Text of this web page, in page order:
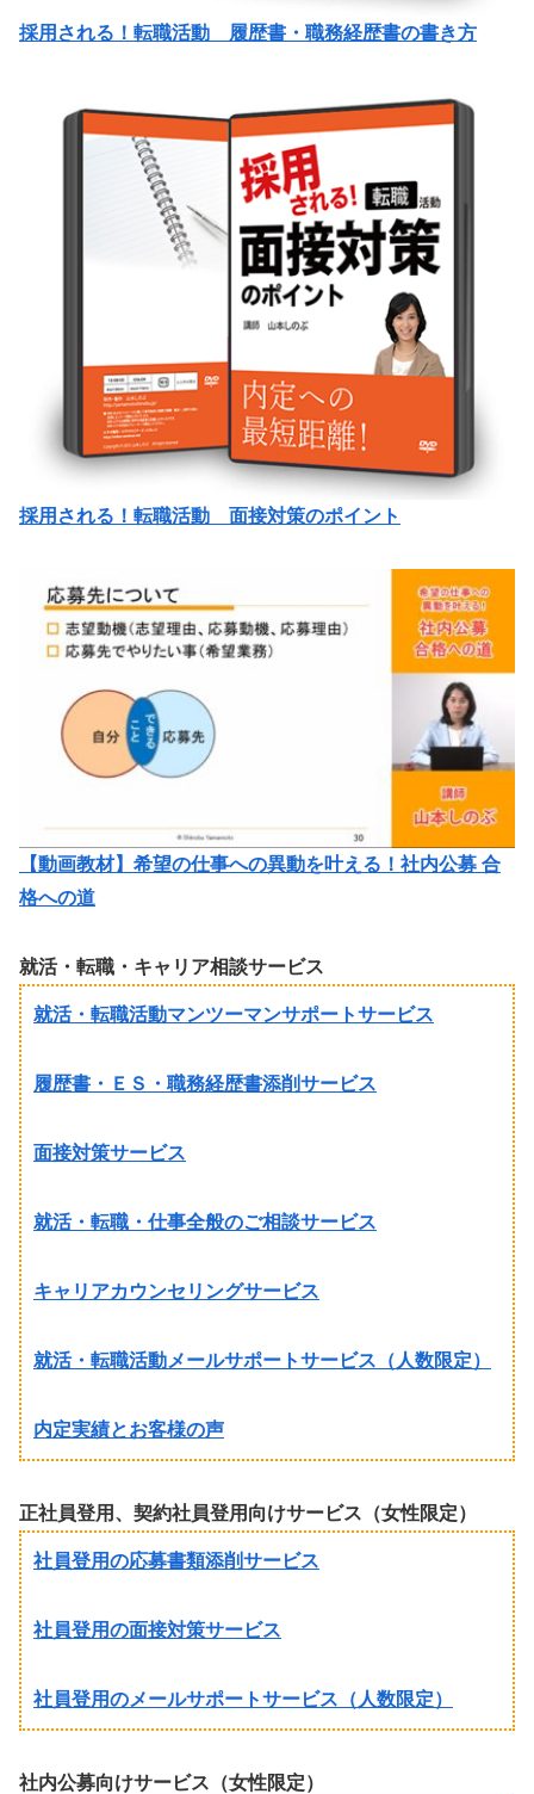
採用される！転職活動 履歴書・職務経歴書の書き方
採用される！転職活動 面接対策のポイント
【動画教材】希望の仕事への異動を叶える！社内公募 合
格への道
就活・転職・キャリア相談サービス
就活・転職活動マンツーマンサポートサービス
履歴書・ＥＳ・職務経歴書添削サービス
面接対策サービス
就活・転職・仕事全般のご相談サービス
キャリアカウンセリングサービス
就活・転職活動メールサポートサービス（人数限定）
内定実績とお客様の声
正社員登用、契約社員登用向けサービス（女性限定）
社員登用の応募書類添削サービス
社員登用の面接対策サービス
社員登用のメールサポートサービス（人数限定）
社内公募向けサービス（女性限定）